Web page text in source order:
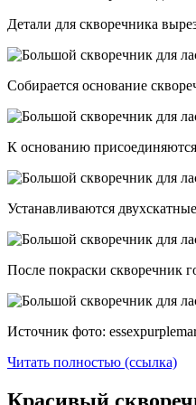
Детали для скворечника
Собирается основание
К основанию
Устанавливаются
После покраски скворечник
Источник фото:
Читать полностью (ссылка)
Красивый